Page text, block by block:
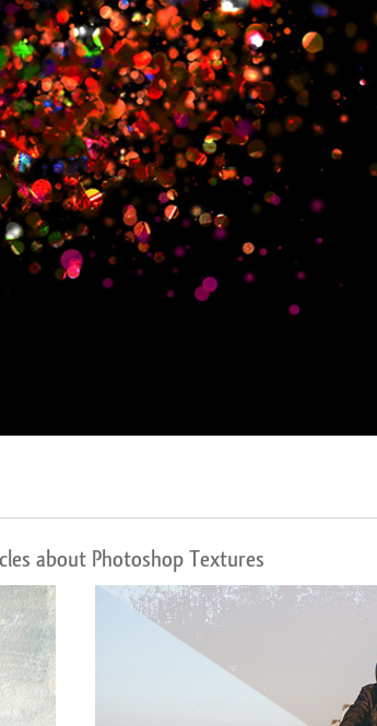
خدمات تنميق المجوهرات بيانات تدريب الذكاء
الاصطناعي
about Photoshop Textures